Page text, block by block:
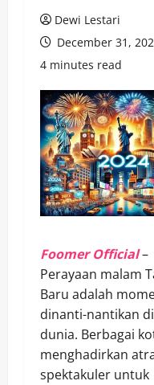
Dewi Lestari
December 31,
4 minutes read
Foomer Official–
Perayaan malam
Baru adalah
dinanti-nantikan
dunia. Berbagai
menghadirkan
spektakuler untuk